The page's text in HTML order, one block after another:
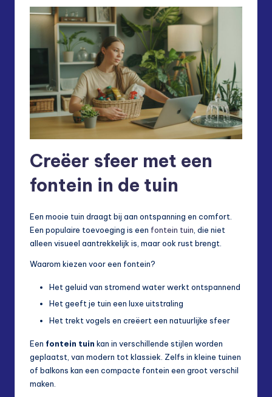
Creëer sfeer met een
fontein in de tuin
Een mooie tuin draagt bij aan ontspanning en comfort.
Een populaire toevoeging is een fontein tuin, die niet
alleen visueel aantrekkelijk is, maar ook rust brengt.
Waarom kiezen voor een fontein?
Het geluid van stromend water werkt ontspannend
Het geeft je tuin een luxe uitstraling
Het trekt vogels en creëert een natuurlijke sfeer
Een fontein tuin kan in verschillende stijlen worden
geplaatst, van modern tot klassiek. Zelfs in kleine tuinen
of balkons kan een compacte fontein een groot verschil
maken.